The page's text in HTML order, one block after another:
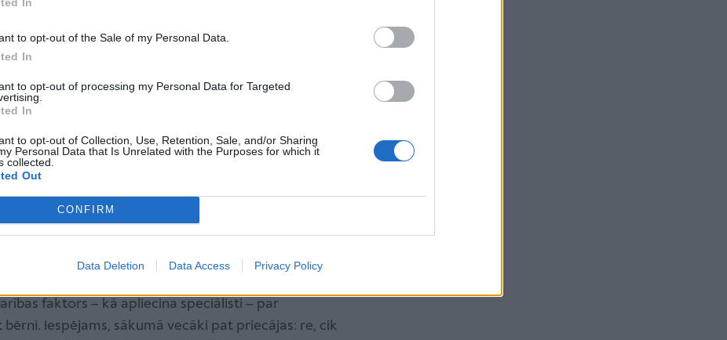
to opt-out of the Sale of my Personal Data.
In
to opt-out of processing my Personal Data for Targeted
In
to opt-out of Collection, Use, Retention, Sale, and/or Sharing
Personal Data that Is Unrelated with the Purposes for which it
collected.
Out
CONFIRM
Data Deletion Data Access Privacy Policy
iespējām ir iespēja būt anonīmam. Tieši šeit dzimst
būt jebkas – sieviete, vīrietis, bērns, vecmāmiņa,
biedrības prezidents. Ja nepatīk viens sarunas biedrs,
citu.
Vajag vēl un vēl!
uzziņas materiālus, cilvēks var aizrauties un
vajag vēl, vēl un vēl jaunumus.
faktors – kā apliecina speciālisti – par
Iespējams, sākumā vecāki pat priecājas: re, cik